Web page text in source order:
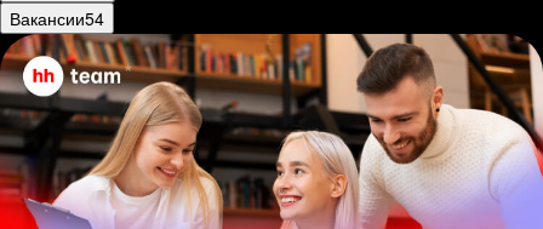
Вакансии54